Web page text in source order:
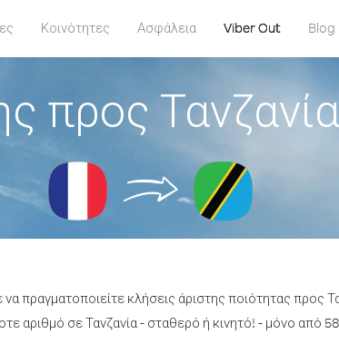
Κοινότητες Ασφάλεια Viber Out Blog
προς
πραγματοποιείτε κλήσεις άριστης ποιότητας προς
αριθμό σε Τανζανία - σταθερό ή κινητό! - μόνο από